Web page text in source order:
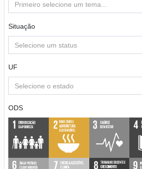
Primeiro selecione um tema...
Situação
Selecione um status
UF
Selecione o estado
ODS